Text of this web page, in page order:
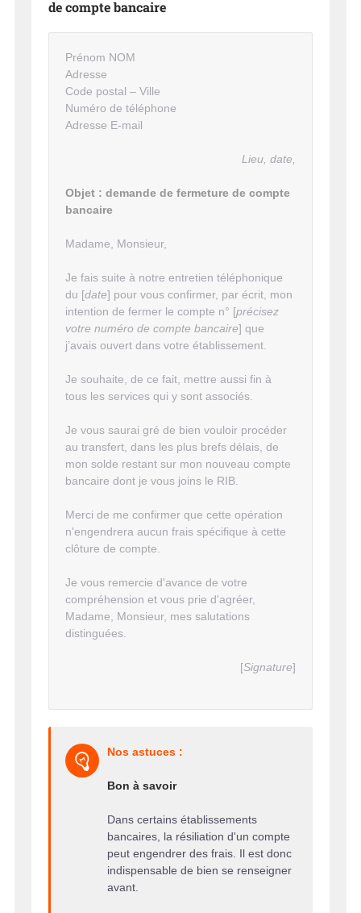
de compte bancaire
Prénom NOM
Adresse
Code postal – Ville
Numéro de téléphone
Adresse E-mail
Lieu, date,
Objet : demande de fermeture de compte
bancaire
Madame, Monsieur,
Je fais suite à notre entretien téléphonique
du [date] pour vous confirmer, par écrit, mon
intention de fermer le compte n° [précisez
votre numéro de compte bancaire] que
j’avais ouvert dans votre établissement.
Je souhaite, de ce fait, mettre aussi fin à
tous les services qui y sont associés.
Je vous saurai gré de bien vouloir procéder
au transfert, dans les plus brefs délais, de
mon solde restant sur mon nouveau compte
bancaire dont je vous joins le RIB.
Merci de me confirmer que cette opération
n'engendrera aucun frais spécifique à cette
clôture de compte.
Je vous remercie d'avance de votre
compréhension et vous prie d'agréer,
Madame, Monsieur, mes salutations
distinguées.
[Signature]
Nos astuces :
Bon à savoir
Dans certains établissements
bancaires, la résiliation d'un compte
peut engendrer des frais. Il est donc
indispensable de bien se renseigner
avant.